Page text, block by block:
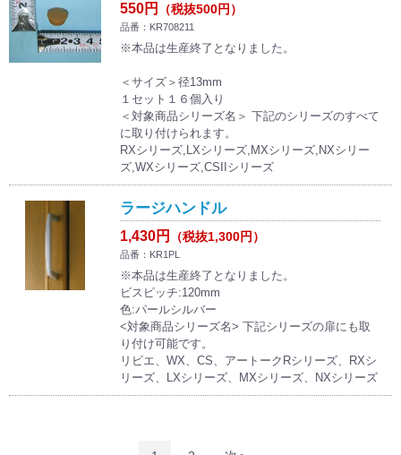
550円 （税抜500円）
品番：KR708211
※本品は生産終了となりました。
＜サイズ＞径13mm
１セット１６個入り
＜対象商品シリーズ名＞ 下記のシリーズのすべて
に取り付けられます。
RXシリーズ,LXシリーズ,MXシリーズ,NXシリー
ズ,WXシリーズ,CSIIシリーズ
ラージハンドル
1,430円 （税抜1,300円）
品番：KR1PL
※本品は生産終了となりました。
ビスピッチ:120mm
色:パールシルバー
<対象商品シリーズ名> 下記シリーズの扉にも取
り付け可能です。
リビエ、WX、CS、アートークRシリーズ、RXシ
リーズ、LXシリーズ、MXシリーズ、NXシリーズ